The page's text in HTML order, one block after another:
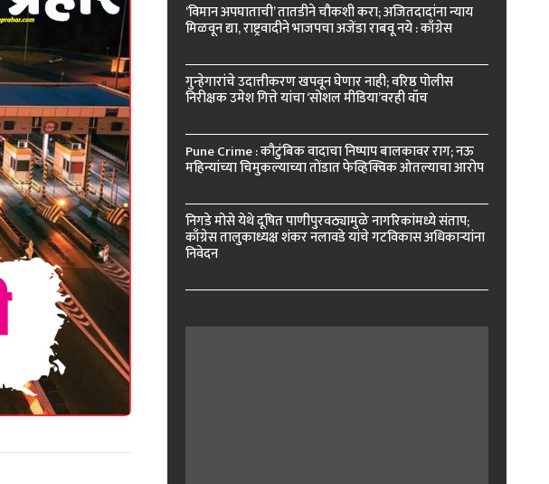
‘विमान अपघाताची’ तातडीने चौकशी करा; अजितदादांना न्याय
मिळवून द्या, राष्ट्रवादीने भाजपचा अजेंडा राबवू नये : काँग्रेस
गुन्हेगारांचे उदात्तीकरण खपवून घेणार नाही; वरिष्ठ पोलीस
निरीक्षक उमेश गित्ते यांचा ‘सोशल मीडिया’वरही वॉच
Pune Crime : कौटुंबिक वादाचा निष्पाप बालकावर राग; नऊ
महिन्यांच्या चिमुकल्याच्या तोंडात फेव्हिक्विक ओतल्याचा आरोप
निगडे मोसे येथे दूषित पाणीपुरवठ्यामुळे नागरिकांमध्ये संताप;
काँग्रेस तालुकाध्यक्ष शंकर नलावडे यांचे गटविकास अधिकाऱ्यांना
निवेदन